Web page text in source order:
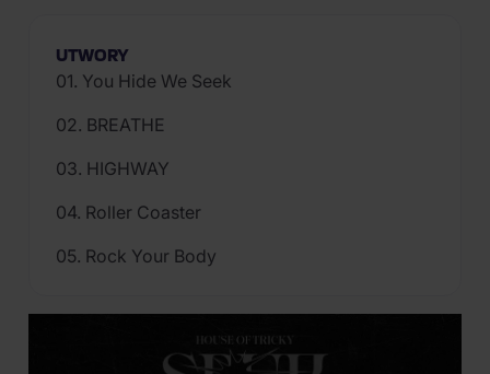
UTWORY
01. You Hide We Seek
02. BREATHE
03. HIGHWAY
04. Roller Coaster
05. Rock Your Body